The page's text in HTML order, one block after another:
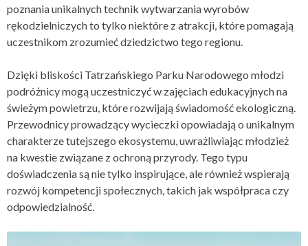
poznania unikalnych technik wytwarzania wyrobów
rękodzielniczych to tylko niektóre z atrakcji, które pomagają
uczestnikom zrozumieć dziedzictwo tego regionu.
Dzięki bliskości Tatrzańskiego Parku Narodowego młodzi
podróżnicy mogą uczestniczyć w zajęciach edukacyjnych na
świeżym powietrzu, które rozwijają świadomość ekologiczną.
Przewodnicy prowadzący wycieczki opowiadają o unikalnym
charakterze tutejszego ekosystemu, uwrażliwiając młodzież
na kwestie związane z ochroną przyrody. Tego typu
doświadczenia są nie tylko inspirujące, ale również wspierają
rozwój kompetencji społecznych, takich jak współpraca czy
odpowiedzialność.